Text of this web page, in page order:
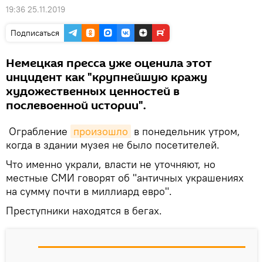
19:36 25.11.2019
Подписаться
Немецкая пресса уже оценила этот
инцидент как "крупнейшую кражу
художественных ценностей в
послевоенной истории".
Ограбление произошло в понедельник утром,
когда в здании музея не было посетителей.
Что именно украли, власти не уточняют, но
местные СМИ говорят об "античных украшениях
на сумму почти в миллиард евро".
Преступники находятся в бегах.